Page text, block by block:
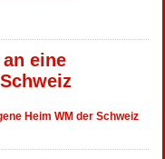
eine